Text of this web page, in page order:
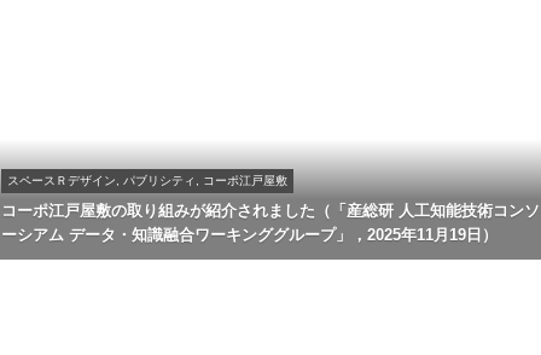
スペースＲデザイン, パブリシティ, コーポ江戸屋敷
コーポ江戸屋敷の取り組みが紹介されました（「産総研 人工知能技術コンソ
ーシアム データ・知識融合ワーキンググループ」，2025年11月19日）